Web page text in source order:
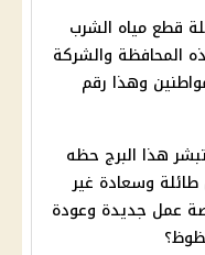
قطع مياه الشرب
المحافظة والشركة
وهذا رقم
هذا البرج حظه
وسعادة غير
عمل جديدة وعودة